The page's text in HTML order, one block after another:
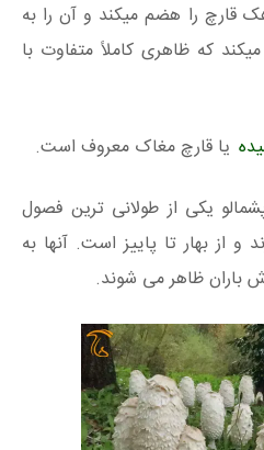
قارچ را هضم میکند و آن را به
که ظاهری کاملاً متفاوت با
یا قارچ مغاک معروف است.
یکی از طولانی ترین فصول
از بهار تا پاییز است. آنها به
باران ظاهر می شوند.